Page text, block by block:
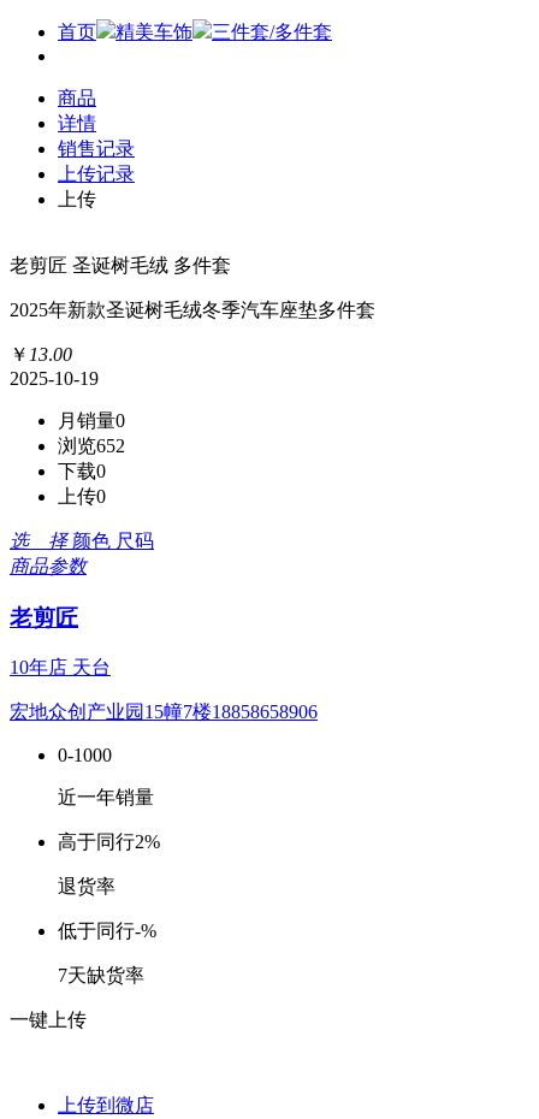
首页 精美车饰 三件套/多件套
商品
详情
销售记录
上传记录
上传
老剪匠 圣诞树毛绒 多件套
2025年新款圣诞树毛绒冬季汽车座垫多件套
￥ 13.00
2025-10-19
月销量0
浏览652
下载0
上传0
选 择 颜色 尺码
商品参数
老剪匠
10年店 天台
宏地众创产业园15幢7楼18858658906
0-1000
近一年销量
高于同行2%
退货率
低于同行-%
7天缺货率
一键上传
上传到微店